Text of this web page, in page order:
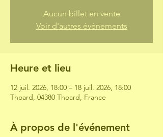
Aucun billet en vente
Voir d'autres événements
Heure et lieu
12 juil. 2026, 18:00 – 18 juil. 2026, 18:00
Thoard, 04380 Thoard, France
À propos de l'événement